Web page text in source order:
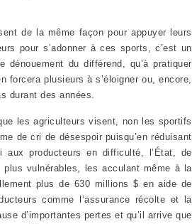
de la même façon pour appuyer leurs
pour s’adonner à ces sports, c’est un
du différend, qu’à pratiquer
plusieurs à s’éloigner ou, encore,
durant des années.
les agriculteurs visent, non les sportifs
de cri de désespoir puisqu’en réduisant
producteurs en difficulté, l’État, de
plus vulnérables, les acculant même à la
plus de 630 millions $ en aide de
comme l’assurance récolte et la
d’importantes pertes et qu’il arrive que